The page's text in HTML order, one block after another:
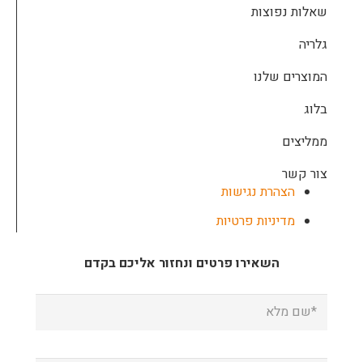
שאלות נפוצות
גלריה
המוצרים שלנו
בלוג
ממליצים
צור קשר
הצהרת נגישות
מדיניות פרטיות
השאירו פרטים ונחזור אליכם בקדם